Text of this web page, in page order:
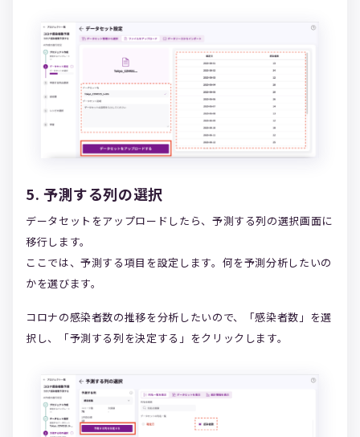
5. 予測する列の選択
データセットをアップロードしたら、予測する列の選択画面に
移行します。
ここでは、予測する項目を設定します。何を予測分析したいの
かを選びます。
コロナの感染者数の推移を分析したいので、「感染者数」を選
択し、「予測する列を決定する」をクリックします。